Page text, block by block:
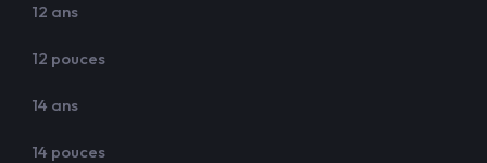
12 ans
12 pouces
14 ans
14 pouces